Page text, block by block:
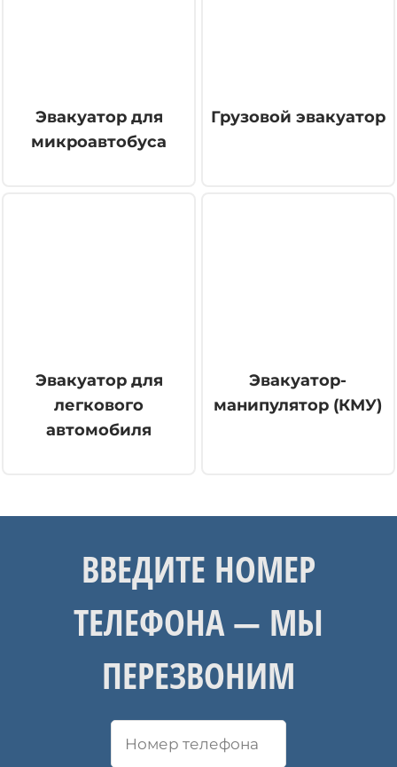
Эвакуатор для
микроавтобуса
Грузовой эвакуатор
Эвакуатор для
легкового
автомобиля
Эвакуатор-
манипулятор (КМУ)
ВВЕДИТЕ НОМЕР
ТЕЛЕФОНА — МЫ
ПЕРЕЗВОНИМ